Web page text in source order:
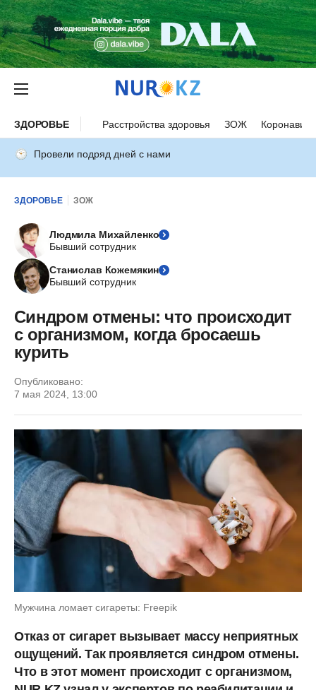
ЗДОРОВЬЕ Расстройства здоровья ЗОЖ
Провели подряд дней с нами
ЗДОРОВЬЕ ЗОЖ
Людмила Михайленко
Бывший сотрудник
Станислав Кожемякин
Бывший сотрудник
Синдром отмены: что происходит
с организмом, когда бросаешь
курить
Опубликовано:
7 мая 2024, 13:00
Мужчина ломает сигареты: Freepik
Отказ от сигарет вызывает массу неприятных
ощущений. Так проявляется синдром отмены.
Что в этот момент происходит с организмом,